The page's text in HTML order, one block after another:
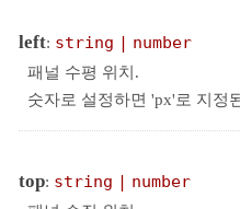
left: string | number
패널 수평 위치.
숫자로 설정하면 'px'로 지정
top: string | number